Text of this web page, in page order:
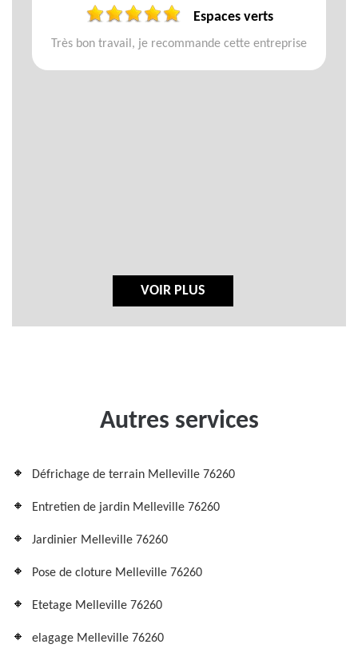
Espaces verts
Très bon travail, je recommande cette entreprise
VOIR PLUS
Autres services
Défrichage de terrain Melleville 76260
Entretien de jardin Melleville 76260
Jardinier Melleville 76260
Pose de cloture Melleville 76260
Etetage Melleville 76260
elagage Melleville 76260